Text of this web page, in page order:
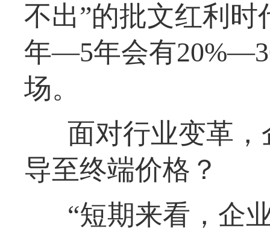
不出”的批文红利
年—5年会有
场。
面对行业变革
导至终端价格？
“短期来看，企